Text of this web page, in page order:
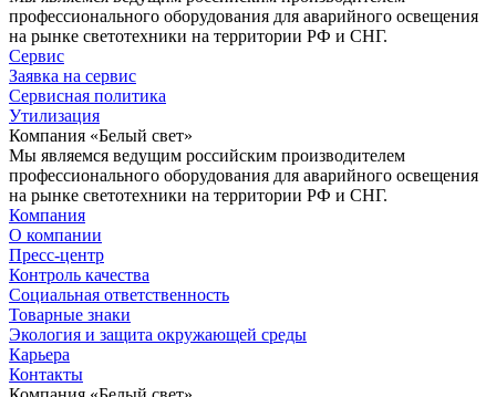
профессионального оборудования для аварийного освещения
на рынке светотехники на территории РФ и СНГ.
Сервис
Заявка на сервис
Сервисная политика
Утилизация
Компания «Белый свет»
Мы являемся ведущим российским производителем
профессионального оборудования для аварийного освещения
на рынке светотехники на территории РФ и СНГ.
Компания
О компании
Пресс-центр
Контроль качества
Социальная ответственность
Товарные знаки
Экология и защита окружающей среды
Карьера
Контакты